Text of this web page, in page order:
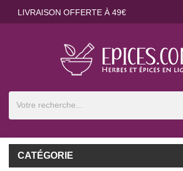
LIVRAISON OFFERTE À 49€
CATÉGORIE